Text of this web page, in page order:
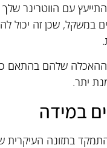
עם הווטרינר
במשקל, שכן זה יכול
שלהם בהתאם
יתר.
במידה
בתזונה